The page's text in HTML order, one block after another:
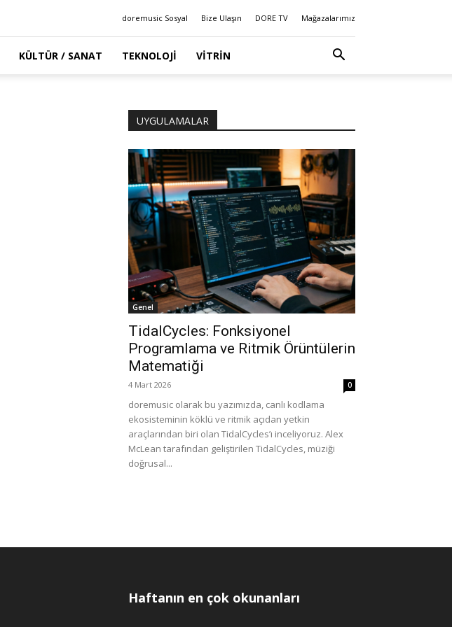
doremusic Sosyal Bize Ulaşın DORE TV Mağazalarımız
KÜLTÜR / SANAT TEKNOLOJI VITRIN
UYGULAMALAR
Genel
TidalCycles: Fonksiyonel
Programlama ve Ritmik Örüntülerin
Matematiği
4 Mart 2026 0
doremusic olarak bu yazımızda, canlı kodlama
ekosisteminin köklü ve ritmik açıdan yetkin
araçlarından biri olan TidalCycles’ı inceliyoruz. Alex
McLean tarafından geliştirilen TidalCycles, müziği
doğrusal...
Haftanın en çok okunanları